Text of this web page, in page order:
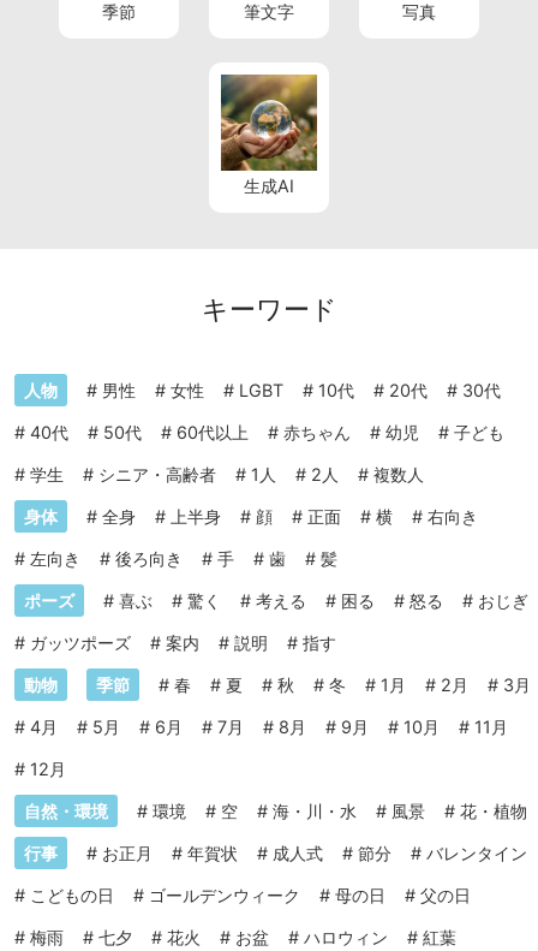
季節 筆文字 写真
生成AI
キーワード
人物 # 男性 # 女性 # LGBT # 10代 # 20代 # 30代
# 40代 # 50代 # 60代以上 # 赤ちゃん # 幼児 # 子ども
# 学生 # シニア・高齢者 # 1人 # 2人 # 複数人
身体 # 全身 # 上半身 # 顔 # 正面 # 横 # 右向き
# 左向き # 後ろ向き # 手 # 歯 # 髪
ポーズ # 喜ぶ # 驚く # 考える # 困る # 怒る # おじぎ
# ガッツポーズ # 案内 # 説明 # 指す
動物 季節 # 春 # 夏 # 秋 # 冬 # 1月 # 2月 # 3月
# 4月 # 5月 # 6月 # 7月 # 8月 # 9月 # 10月 # 11月
# 12月
自然・環境 # 環境 # 空 # 海・川・水 # 風景 # 花・植物
行事 # お正月 # 年賀状 # 成人式 # 節分 # バレンタイン
# こどもの日 # ゴールデンウィーク # 母の日 # 父の日
# 梅雨 # 七夕 # 花火 # お盆 # ハロウィン # 紅葉